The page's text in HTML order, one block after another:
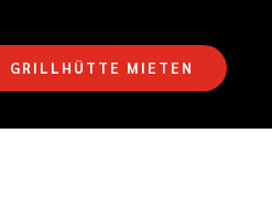
GRILLHÜTTE MIETEN